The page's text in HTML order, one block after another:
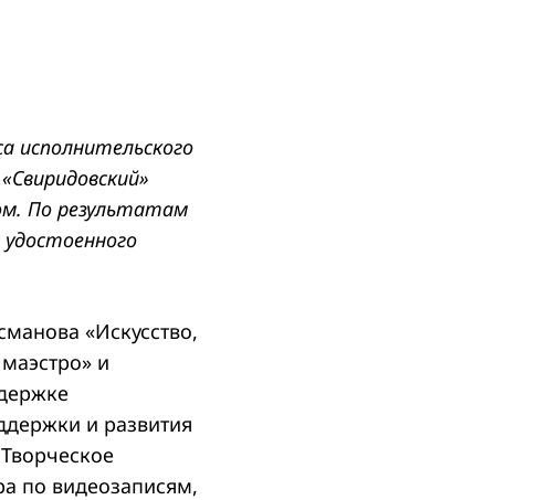
исполнительского
По результатам
«Искусство,
и
и развития
по видеозаписям,